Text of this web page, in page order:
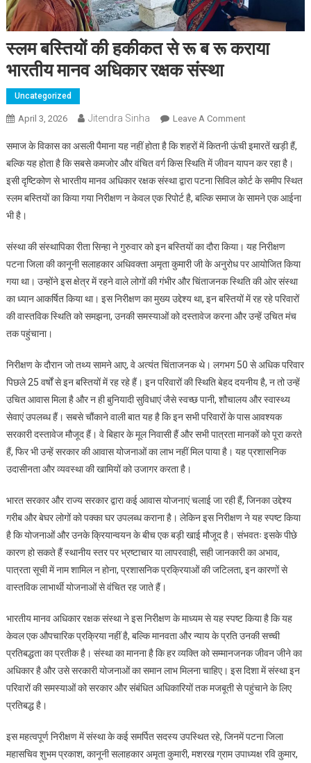
स्लम बस्तियों की हकीकत से रू ब रू कराया
भारतीय मानव अधिकार रक्षक संस्था
Uncategorized
April 3, 2026 Jitendra Sinha Leave A CommentOn स्लम बस्तियों की
कराया भारतीय मानव
अधिकार रक्षक
संस्था
समाज के विकास का असली पैमाना यह नहीं होता है कि शहरों में कितनी ऊंची इमारतें खड़ी हैं,
बल्कि यह होता है कि सबसे कमजोर और वंचित वर्ग किस स्थिति में जीवन यापन कर रहा है।
इसी दृष्टिकोण से भारतीय मानव अधिकार रक्षक संस्था द्वारा पटना सिविल कोर्ट के समीप स्थित
स्लम बस्तियों का किया गया निरीक्षण न केवल एक रिपोर्ट है, बल्कि समाज के सामने एक आईना
भी है।
संस्था की संस्थापिका रीता सिन्हा ने गुरुवार को इन बस्तियों का दौरा किया। यह निरीक्षण
पटना जिला की कानूनी सलाहकार अधिवक्ता अमृता कुमारी जी के अनुरोध पर आयोजित किया
गया था। उन्होंने इस क्षेत्र में रहने वाले लोगों की गंभीर और चिंताजनक स्थिति की ओर संस्था
का ध्यान आकर्षित किया था। इस निरीक्षण का मुख्य उद्देश्य था, इन बस्तियों में रह रहे परिवारों
की वास्तविक स्थिति को समझना, उनकी समस्याओं को दस्तावेज करना और उन्हें उचित मंच
तक पहुंचाना।
निरीक्षण के दौरान जो तथ्य सामने आए, वे अत्यंत चिंताजनक थे। लगभग 50 से अधिक परिवार
पिछले 25 वर्षों से इन बस्तियों में रह रहे हैं। इन परिवारों की स्थिति बेहद दयनीय है, न तो उन्हें
उचित आवास मिला है और न ही बुनियादी सुविधाएं जैसे स्वच्छ पानी, शौचालय और स्वास्थ्य
सेवाएं उपलब्ध हैं। सबसे चौंकाने वाली बात यह है कि इन सभी परिवारों के पास आवश्यक
सरकारी दस्तावेज मौजूद हैं। वे बिहार के मूल निवासी हैं और सभी पात्रता मानकों को पूरा करते
हैं, फिर भी उन्हें सरकार की आवास योजनाओं का लाभ नहीं मिल पाया है। यह प्रशासनिक
उदासीनता और व्यवस्था की खामियों को उजागर करता है।
भारत सरकार और राज्य सरकार द्वारा कई आवास योजनाएं चलाई जा रही हैं, जिनका उद्देश्य
गरीब और बेघर लोगों को पक्का घर उपलब्ध कराना है। लेकिन इस निरीक्षण ने यह स्पष्ट किया
है कि योजनाओं और उनके क्रियान्वयन के बीच एक बड़ी खाई मौजूद है। संभवतः इसके पीछे
कारण हो सकते हैं स्थानीय स्तर पर भ्रष्टाचार या लापरवाही, सही जानकारी का अभाव,
पात्रता सूची में नाम शामिल न होना, प्रशासनिक प्रक्रियाओं की जटिलता, इन कारणों से
वास्तविक लाभार्थी योजनाओं से वंचित रह जाते हैं।
भारतीय मानव अधिकार रक्षक संस्था ने इस निरीक्षण के माध्यम से यह स्पष्ट किया है कि यह
केवल एक औपचारिक प्रक्रिया नहीं है, बल्कि मानवता और न्याय के प्रति उनकी सच्ची
प्रतिबद्धता का प्रतीक है। संस्था का मानना है कि हर व्यक्ति को सम्मानजनक जीवन जीने का
अधिकार है और उसे सरकारी योजनाओं का समान लाभ मिलना चाहिए। इस दिशा में संस्था इन
परिवारों की समस्याओं को सरकार और संबंधित अधिकारियों तक मजबूती से पहुंचाने के लिए
प्रतिबद्ध है।
इस महत्वपूर्ण निरीक्षण में संस्था के कई समर्पित सदस्य उपस्थित रहे, जिनमें पटना जिला
महासचिव शुभम प्रकाश, कानूनी सलाहकार अमृता कुमारी, मशरख ग्राम उपाध्यक्ष रवि कुमार,